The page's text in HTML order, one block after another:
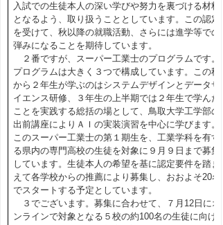
入試での生徒本人の深い学びや努力を裏づける材料
となるよう、取り扱うこととしています。この認定
を受けて、秋以降の就職活動、さらには進学等での
弾みになることを期待しています。
２番ですが、スーパー工業士のプログラムです。
プログラムは大きく３つで構成しています。この秋
から２年生が学ぶのはシステムデザインとデータサ
イエンス研修、３年生の上半期では２年生で学んだ
ことを実践する総括の場として、鳥取大学工学部の
出前講座によりＡＩの実装演習を中心に学びます。
このスーパー工業士の第１期生を、工業学科を有す
る県内の専門高校の生徒を対象に９月９日まで募集
しています。生徒本人の希望を基に認定要件を踏ま
えて各学校からの推薦により募集し、おおよそ20名
でスタートする予定としています。
３でございます。募集に合わせて、７月12日にオ
ンラインで対象となる５校の約100名の生徒に向け